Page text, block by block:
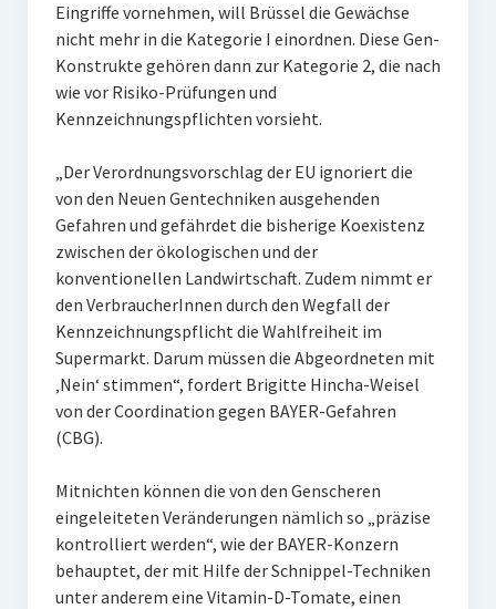
Eingriffe vornehmen, will Brüssel die Gewächse
nicht mehr in die Kategorie I einordnen. Diese Gen-
Konstrukte gehören dann zur Kategorie 2, die nach
wie vor Risiko-Prüfungen und
Kennzeichnungspflichten vorsieht.
„Der Verordnungsvorschlag der EU ignoriert die
von den Neuen Gentechniken ausgehenden
Gefahren und gefährdet die bisherige Koexistenz
zwischen der ökologischen und der
konventionellen Landwirtschaft. Zudem nimmt er
den VerbraucherInnen durch den Wegfall der
Kennzeichnungspflicht die Wahlfreiheit im
Supermarkt. Darum müssen die Abgeordneten mit
‚Nein‘ stimmen“, fordert Brigitte Hincha-Weisel
von der Coordination gegen BAYER-Gefahren
(CBG).
Mitnichten können die von den Genscheren
eingeleiteten Veränderungen nämlich so „präzise
kontrolliert werden“, wie der BAYER-Konzern
behauptet, der mit Hilfe der Schnippel-Techniken
unter anderem eine Vitamin-D-Tomate, einen